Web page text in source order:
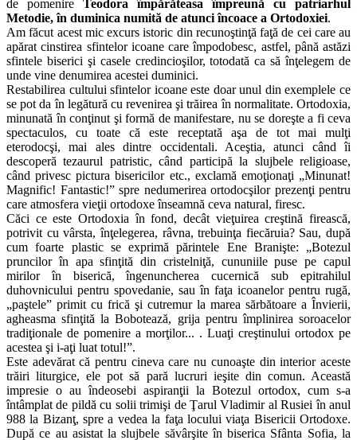
de pomenire Teodora împărăteasa împreună cu patriarhul
Metodie, în duminica numită de atunci încoace a Ortodoxiei.
Am făcut acest mic excurs istoric din recunoştinţă faţă de cei care au
apărat cinstirea sfintelor icoane care împodobesc, astfel, până astăzi
sfintele biserici şi casele credincioşilor, totodată ca să înţelegem de
unde vine denumirea acestei duminici.
Restabilirea cultului sfintelor icoane este doar unul din exemplele ce
se pot da în legătură cu revenirea şi trăirea în normalitate. Ortodoxia,
minunată în conţinut şi formă de manifestare, nu se doreşte a fi ceva
spectaculos, cu toate că este receptată aşa de tot mai mulţi
eterodocşi, mai ales dintre occidentali. Aceştia, atunci când îi
descoperă tezaurul patristic, când participă la slujbele religioase,
când privesc pictura bisericilor etc., exclamă emoţionaţi „Minunat!
Magnific! Fantastic!” spre nedumerirea ortodocşilor prezenţi pentru
care atmosfera vieţii ortodoxe înseamnă ceva natural, firesc.
Căci ce este Ortodoxia în fond, decât vieţuirea creştină firească,
potrivit cu vârsta, înţelegerea, râvna, trebuinţa fiecăruia? Sau, după
cum foarte plastic se exprimă părintele Ene Branişte: „Botezul
pruncilor în apa sfinţită din cristelniţă, cununiile puse pe capul
mirilor în biserică, îngenuncherea cucernică sub epitrahilul
duhovnicului pentru spovedanie, sau în faţa icoanelor pentru rugă,
„paştele” primit cu frică şi cutremur la marea sărbătoare a Învierii,
agheasma sfinţită la Bobotează, grija pentru împlinirea soroacelor
tradiţionale de pomenire a morţilor... . Luaţi creştinului ortodox pe
acestea şi i-aţi luat totul!”.
Este adevărat că pentru cineva care nu cunoaşte din interior aceste
trăiri liturgice, ele pot să pară lucruri ieşite din comun. Această
impresie o au îndeosebi aspiranţii la Botezul ortodox, cum s-a
întâmplat de pildă cu solii trimişi de Ţarul Vladimir al Rusiei în anul
988 la Bizanţ, spre a vedea la faţa locului viaţa Bisericii Ortodoxe.
După ce au asistat la slujbele săvârşite în biserica Sfânta Sofia, la